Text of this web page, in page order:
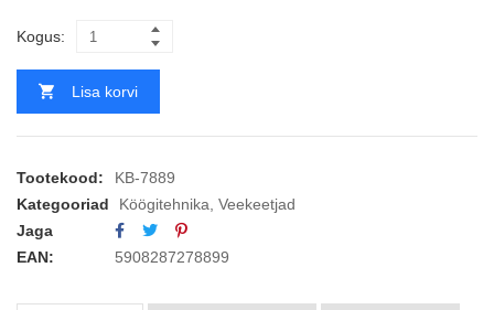
Kogus:
Lisa korvi
Tootekood:
KB-7889
Kategooriad
Köögitehnika Veekeetjad
Jaga
EAN:
5908287278899